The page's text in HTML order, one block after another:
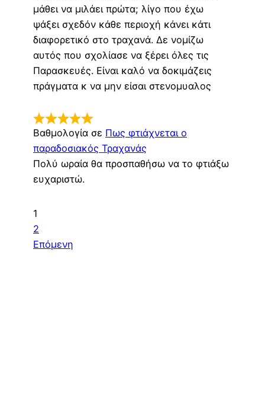
μάθει να μιλάει πρώτα; λίγο που έχω
ψάξει σχεδόν κάθε περιοχή κάνει κάτι
διαφορετικό στο τραχανά. Δε νομίζω
αυτός που σχολίασε να ξέρει όλες τις
Παρασκευές. Είναι καλό να δοκιμάζεις
πράγματα κ να μην είσαι στενομυαλος
Βαθμολογία σε Πως φτιάχνεται ο
παραδοσιακός Τραχανάς
Πολύ ωραία θα προσπαθήσω να το φτιάξω
ευχαριστώ.
Site
Reviews
Page
1
Page
2
Επόμενη